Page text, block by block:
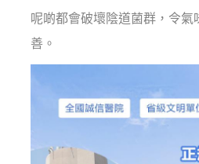
呢啲都會破壞陰道菌群，令
善。